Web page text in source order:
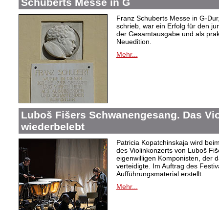
Franz Schuberts Messe in G-
schrieb, war ein Erfolg für den
der Gesamtausgabe und als
Neuedition.
Mehr...
Luboš Fišers Schwanengesang. Das
wiederbelebt
Patricia Kopatchinskaja wird
des Violinkonzerts von Luboš
eigenwilligen Komponisten, der
verteidigte. Im Auftrag des
Aufführungsmaterial erstellt.
Mehr...